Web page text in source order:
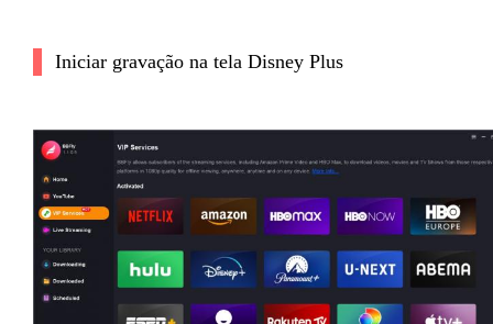
Iniciar gravação na tela Disney Plus